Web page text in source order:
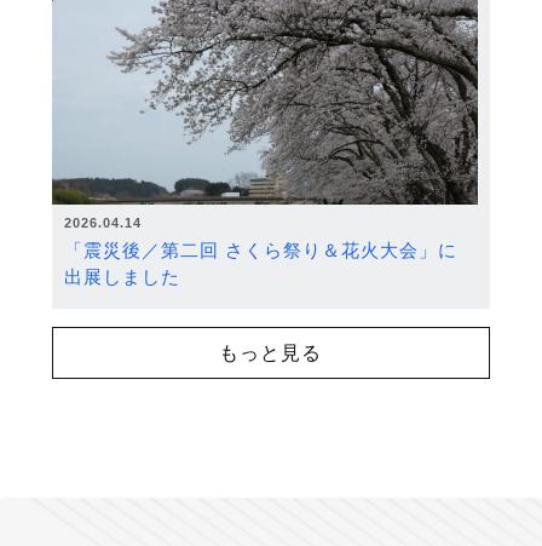
2026.04.14
「震災後／第二回 さくら祭り＆花火大会」に
出展しました
もっと見る